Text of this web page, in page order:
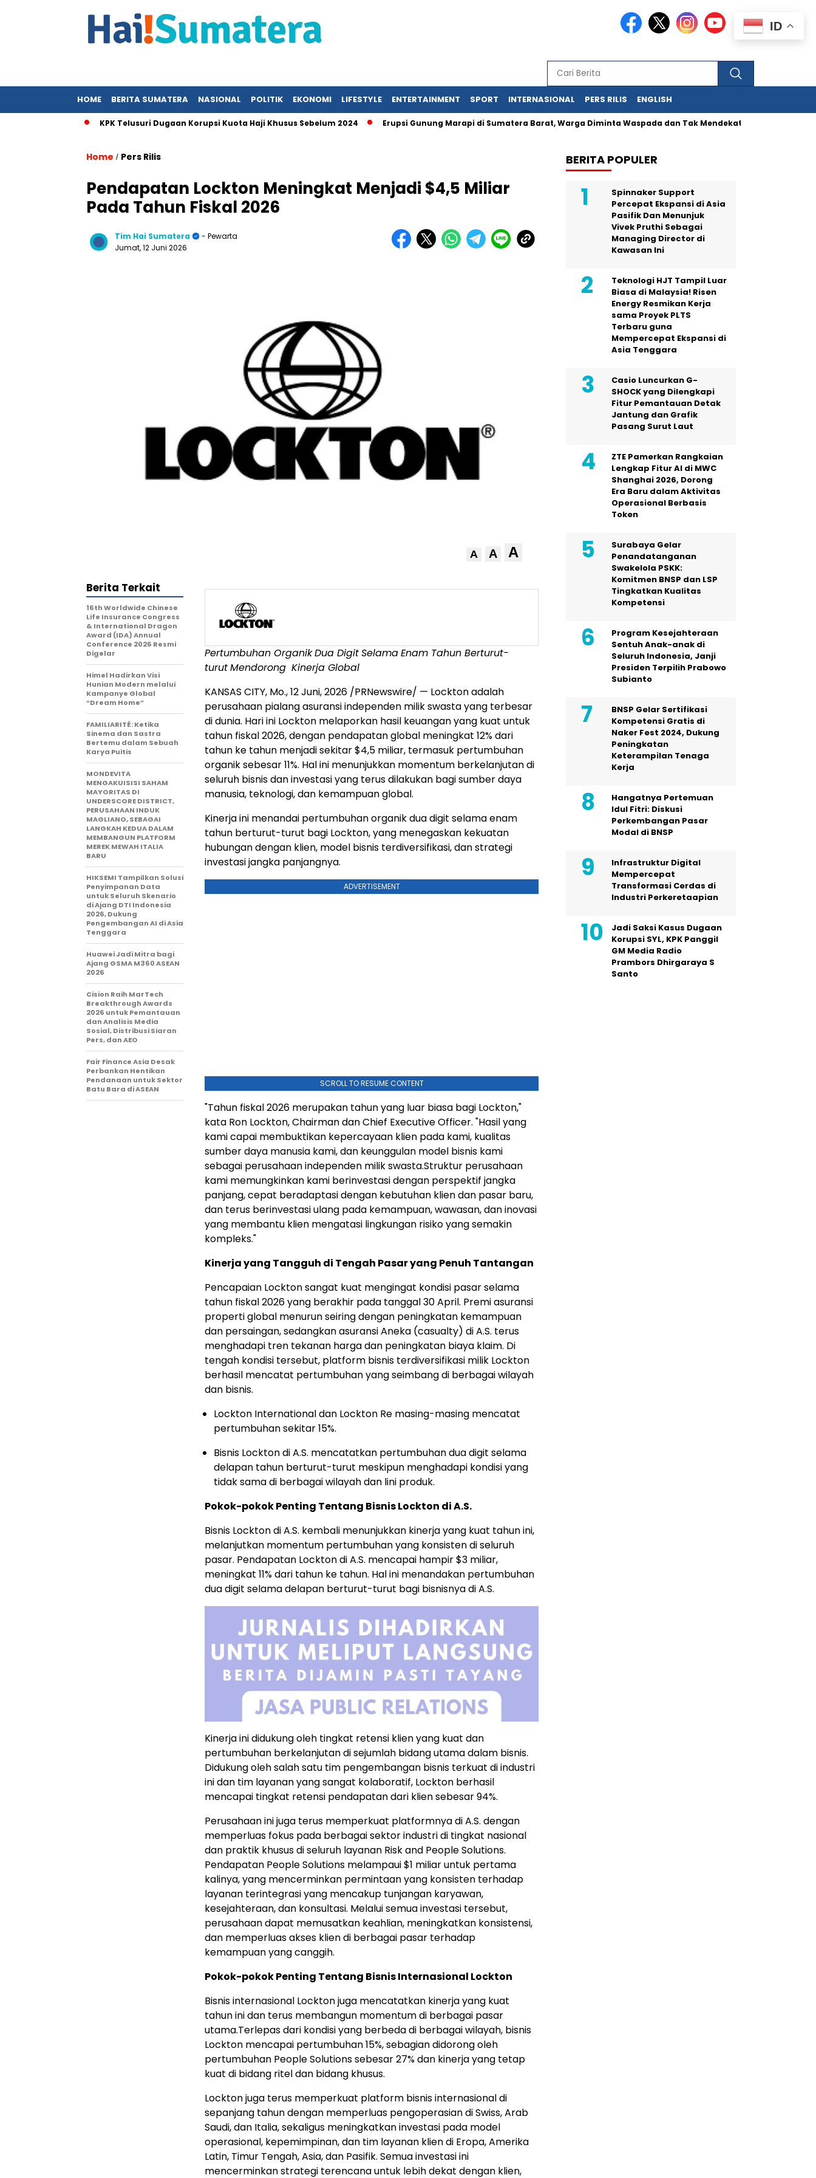
HOME BERITA SUMATERA NASIONAL POLITIK EKONOMI LIFESTYLE ENTERTAINMENT SPORT INTERNASIONAL PERS RILIS ENGLISH
KPK Telusuri Dugaan Korupsi Kuota Haji Khusus Sebelum 2024 Erupsi Gunung Marapi di Sumatera Barat, Warga Diminta Waspada dan Tak Mendekat Kawah
Home / Pers Rilis
Pendapatan Lockton Meningkat Menjadi $4,5 Miliar
Pada Tahun Fiskal 2026
Tim Hai Sumatera
- Pewarta
Jumat, 12 Juni 2026
A A A
Pertumbuhan OrganikDua DigitSelamaEnam Tahun Berturut-
turutMendorong Kinerja Global
KANSAS CITY, Mo.,12 Juni, 2026 /PRNewswire/ — Lockton adalah
perusahaan pialang asuransi independen milik swasta yang terbesar
di dunia. Hari ini Lockton melaporkan hasil keuangan yang kuat untuk
tahun fiskal 2026, dengan pendapatan global meningkat 12% dari
tahun ke tahun menjadi sekitar $4,5 miliar, termasuk pertumbuhan
organik sebesar 11%. Hal ini menunjukkan momentum berkelanjutan di
seluruh bisnis dan investasi yang terus dilakukan bagi sumber daya
manusia, teknologi, dan kemampuan global.
Kinerja ini menandai pertumbuhan organik dua digit selama enam
tahun berturut-turut bagi Lockton, yang menegaskan kekuatan
hubungan dengan klien, model bisnis terdiversifikasi, dan strategi
investasi jangka panjangnya.
ADVERTISEMENT
SCROLL TO RESUME CONTENT
"Tahun fiskal 2026 merupakan tahun yang luar biasa bagi Lockton,"
kata Ron Lockton, Chairman dan Chief Executive Officer. "Hasil yang
kami capai membuktikan kepercayaan klien pada kami, kualitas
sumber daya manusia kami, dan keunggulan model bisnis kami
sebagai perusahaan independen milik swasta.Struktur perusahaan
kami memungkinkan kami berinvestasi dengan perspektif jangka
panjang, cepat beradaptasi dengan kebutuhan klien dan pasar baru,
dan terus berinvestasi ulang pada kemampuan, wawasan, dan inovasi
yang membantu klien mengatasi lingkungan risiko yang semakin
kompleks."
Kinerja yang Tangguh di Tengah Pasar yang Penuh Tantangan
Pencapaian Lockton sangat kuat mengingat kondisi pasar selama
tahun fiskal 2026 yang berakhir pada tanggal 30 April. Premi asuransi
properti global menurun seiring dengan peningkatan kemampuan
dan persaingan, sedangkan asuransi Aneka (casualty) di A.S. terus
menghadapi tren tekanan harga dan peningkatan biaya klaim. Di
tengah kondisi tersebut, platform bisnis terdiversifikasi milik Lockton
berhasil mencatat pertumbuhan yang seimbang di berbagai wilayah
dan bisnis.
Lockton International dan Lockton Re masing-masing mencatat
pertumbuhan sekitar 15%.
Bisnis Lockton di A.S. mencatatkan pertumbuhan dua digit selama
delapan tahun berturut-turut meskipun menghadapi kondisi yang
tidak sama di berbagai wilayah dan lini produk.
Pokok-pokok Penting Tentang Bisnis Lockton di A.S.
Bisnis Lockton di A.S. kembali menunjukkan kinerja yang kuat tahun ini,
melanjutkan momentum pertumbuhan yang konsisten di seluruh
pasar. Pendapatan Lockton di A.S. mencapai hampir $3 miliar,
meningkat 11% dari tahun ke tahun. Hal ini menandakan pertumbuhan
dua digit selama delapan berturut-turut bagi bisnisnya di A.S.
Kinerja ini didukung oleh tingkat retensi klien yang kuat dan
pertumbuhan berkelanjutan di sejumlah bidang utama dalam bisnis.
Didukung oleh salah satu tim pengembangan bisnis terkuat di industri
ini dan tim layanan yang sangat kolaboratif, Lockton berhasil
mencapai tingkat retensi pendapatan dari klien sebesar 94%.
Perusahaan ini juga terus memperkuat platformnya di A.S. dengan
memperluas fokus pada berbagai sektor industri di tingkat nasional
dan praktik khusus di seluruh layanan Risk and People Solutions.
Pendapatan People Solutions melampaui $1 miliar untuk pertama
kalinya, yang mencerminkan permintaan yang konsisten terhadap
layanan terintegrasi yang mencakup tunjangan karyawan,
kesejahteraan, dan konsultasi. Melalui semua investasi tersebut,
perusahaan dapat memusatkan keahlian, meningkatkan konsistensi,
dan memperluas akses klien di berbagai pasar terhadap
kemampuan yang canggih.
Pokok-pokok Penting Tentang Bisnis Internasional Lockton
Bisnis internasional Lockton juga mencatatkan kinerja yang kuat
tahun ini dan terus membangun momentum di berbagai pasar
utama.Terlepas dari kondisi yang berbeda di berbagai wilayah, bisnis
Lockton mencapai pertumbuhan 15%, sebagian didorong oleh
pertumbuhan People Solutions sebesar 27% dan kinerja yang tetap
kuat di bidang ritel dan bidang khusus.
Lockton juga terus memperkuat platform bisnis internasional di
sepanjang tahun dengan memperluas pengoperasian di Swiss, Arab
Saudi, dan Italia, sekaligus meningkatkan investasi pada model
operasional, kepemimpinan, dan tim layanan klien di Eropa, Amerika
Latin, Timur Tengah, Asia, dan Pasifik. Semua investasi ini
mencerminkan strategi terencana untuk lebih dekat dengan klien,
Berita Terkait
16th Worldwide Chinese
Life Insurance Congress
& International Dragon
Award (IDA) Annual
Conference 2026 Resmi
Digelar
Himel Hadirkan Visi
Hunian Modern melalui
Kampanye Global
“Dream Home”
FAMILIARITÉ: Ketika
Sinema dan Sastra
Bertemu dalam Sebuah
Karya Puitis
MONDEVITA
MENGAKUISISI SAHAM
MAYORITAS DI
UNDERSCORE DISTRICT,
PERUSAHAAN INDUK
MAGLIANO, SEBAGAI
LANGKAH KEDUA DALAM
MEMBANGUN PLATFORM
MEREK MEWAH ITALIA
BARU
HIKSEMI Tampilkan Solusi
Penyimpanan Data
untuk Seluruh Skenario
di Ajang DTI Indonesia
2026, Dukung
Pengembangan AI di Asia
Tenggara
Huawei Jadi Mitra bagi
Ajang GSMA M360 ASEAN
2026
Cision Raih MarTech
Breakthrough Awards
2026 untuk Pemantauan
dan Analisis Media
Sosial, Distribusi Siaran
Pers, dan AEO
Fair Finance Asia Desak
Perbankan Hentikan
Pendanaan untuk Sektor
Batu Bara di ASEAN
BERITA POPULER
Spinnaker Support
Percepat Ekspansi di Asia
Pasifik Dan Menunjuk
Vivek Pruthi Sebagai
Managing Director di
Kawasan Ini
Teknologi HJT Tampil Luar
Biasa di Malaysia! Risen
Energy Resmikan Kerja
sama Proyek PLTS
Terbaru guna
Mempercepat Ekspansi di
Asia Tenggara
Casio Luncurkan G-
SHOCK yang Dilengkapi
Fitur Pemantauan Detak
Jantung dan Grafik
Pasang Surut Laut
ZTE Pamerkan Rangkaian
Lengkap Fitur AI di MWC
Shanghai 2026, Dorong
Era Baru dalam Aktivitas
Operasional Berbasis
Token
Surabaya Gelar
Penandatanganan
Swakelola PSKK:
Komitmen BNSP dan LSP
Tingkatkan Kualitas
Kompetensi
Program Kesejahteraan
Sentuh Anak-anak di
Seluruh Indonesia, Janji
Presiden Terpilih Prabowo
Subianto
BNSP Gelar Sertifikasi
Kompetensi Gratis di
Naker Fest 2024, Dukung
Peningkatan
Keterampilan Tenaga
Kerja
Hangatnya Pertemuan
Idul Fitri: Diskusi
Perkembangan Pasar
Modal di BNSP
Infrastruktur Digital
Mempercepat
Transformasi Cerdas di
Industri Perkeretaapian
Jadi Saksi Kasus Dugaan
Korupsi SYL, KPK Panggil
GM Media Radio
Prambors Dhirgaraya S
Santo
ID